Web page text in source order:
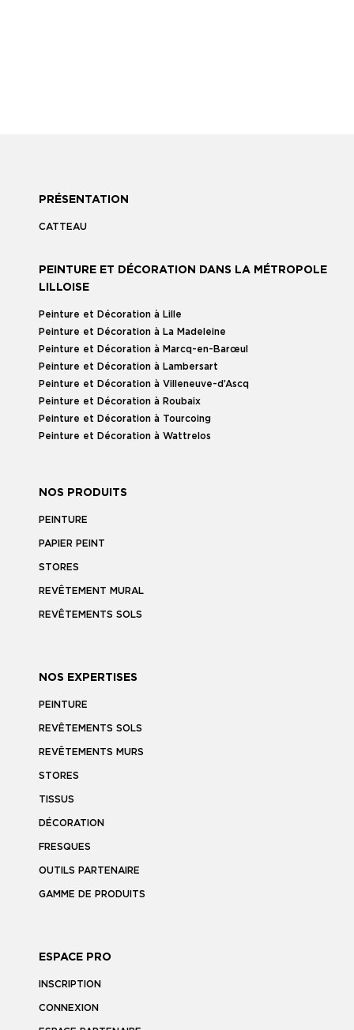
PRÉSENTATION
CATTEAU
PEINTURE ET DÉCORATION DANS LA MÉTROPOLE
LILLOISE
Peinture et Décoration à Lille
Peinture et Décoration à La Madeleine
Peinture et Décoration à Marcq-en-Barœul
Peinture et Décoration à Lambersart
Peinture et Décoration à Villeneuve-d’Ascq
Peinture et Décoration à Roubaix
Peinture et Décoration à Tourcoing
Peinture et Décoration à Wattrelos
NOS PRODUITS
PEINTURE
PAPIER PEINT
STORES
REVÊTEMENT MURAL
REVÊTEMENTS SOLS
NOS EXPERTISES
PEINTURE
REVÊTEMENTS SOLS
REVÊTEMENTS MURS
STORES
TISSUS
DÉCORATION
FRESQUES
OUTILS PARTENAIRE
GAMME DE PRODUITS
ESPACE PRO
INSCRIPTION
CONNEXION